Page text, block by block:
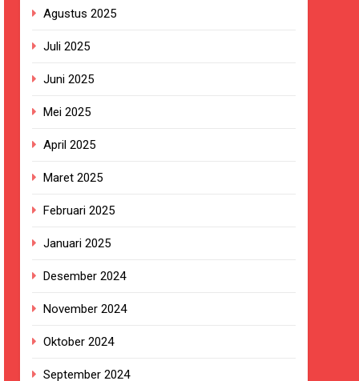
Rampung
Perkuat Penataan Pedagang
Korban Kebakaran KMP Mutiara
Disorot karena Dinilai
Ada Keputusan Resmi”
Agustus 2025
Juli 2025
Juni 2025
Mei 2025
April 2025
Maret 2025
Februari 2025
Januari 2025
Desember 2024
November 2024
Oktober 2024
September 2024